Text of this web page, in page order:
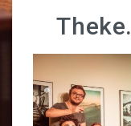
Theke.